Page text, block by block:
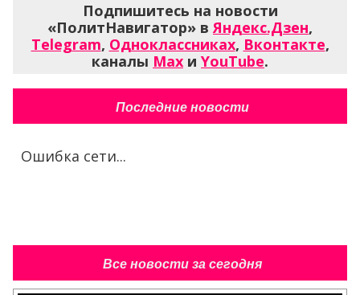
Подпишитесь на новости
«ПолитНавигатор» вЯндекс.Дзен,
Telegram, Одноклассниках, Вконтакте,
каналы Max и YouTube.
Последние новости
Ошибка сети...
Все новости за сегодня